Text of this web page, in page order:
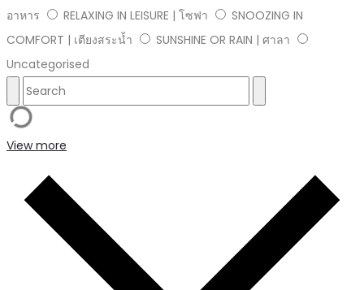
อาหาร
RELAXING IN LEISURE | โซฟา
SNOOZING IN
COMFORT | เตียงสระน้ำ
SUNSHINE OR RAIN | ศาลา
Uncategorised
View more